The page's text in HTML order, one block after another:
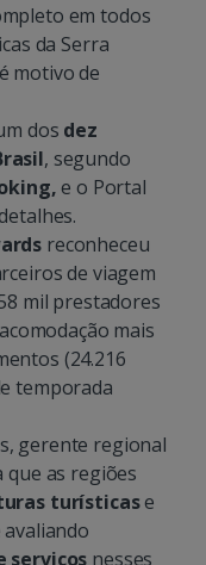
em todos
da Serra
motivo de
dos dez
, segundo
e o Portal
reconheceu
de viagem
mil prestadores
mais
(24.216
temporada
gerente regional
as regiões
turísticase
serviços nesses